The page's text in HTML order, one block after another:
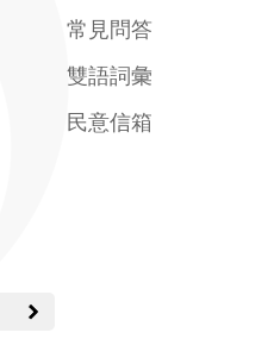
常見問答
雙語詞彙
民意信箱